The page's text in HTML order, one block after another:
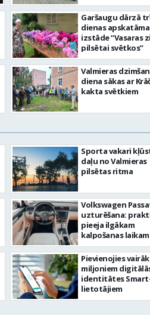
Garšaugu dārzā
dienas apskatāma
izstāde “Vasaras
pilsētai svētkos”
Valmieras
diena sākas ar
kakta svētkiem
Sporta vakari
daļu no Valmieras
pilsētas ritma
Volkswagen
uzturēšana:
pieeja ilgākam
kalpošanas laikam
Pievienojies vairāk
miljoniem
identitātes
lietotājiem